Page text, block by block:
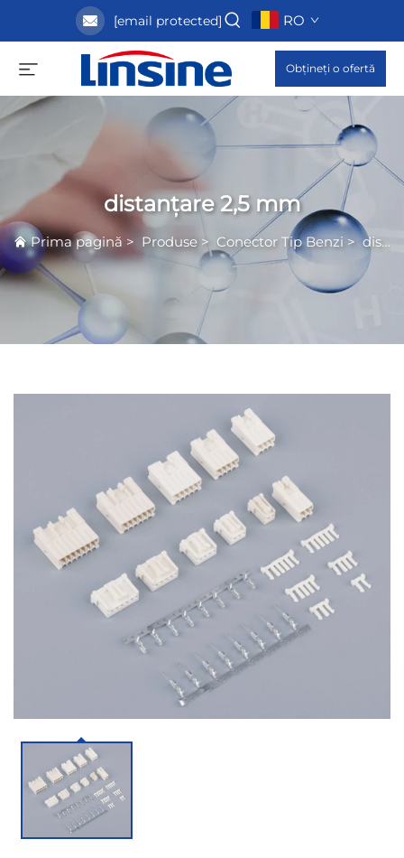
[email protected] RO
Obțineți o ofertă
distanțare 2,5 mm
Prima pagină > Produse > Conector Tip Benzi >distanțare 2,5 mm